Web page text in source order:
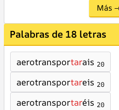
Más
Palabras de 18 letras
aerotransportarais 20
aerotransportareis 20
aerotransportaréis 20